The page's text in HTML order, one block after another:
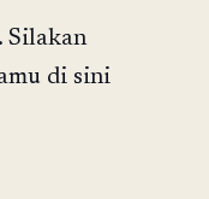
Silakan
di sini